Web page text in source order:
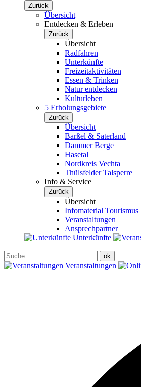
Zurück
Übersicht
Entdecken & Erleben
Zurück
Übersicht
Radfahren
Unterkünfte
Freizeitaktivitäten
Essen & Trinken
Natur entdecken
Kulturleben
5 Erholungsgebiete
Zurück
Übersicht
Barßel & Saterland
Dammer Berge
Hasetal
Nordkreis Vechta
Thülsfelder Talsperre
Info & Service
Zurück
Übersicht
Infomaterial Tourismus
Veranstaltungen
Ansprechpartner
Unterkünfte
Veranstaltungen